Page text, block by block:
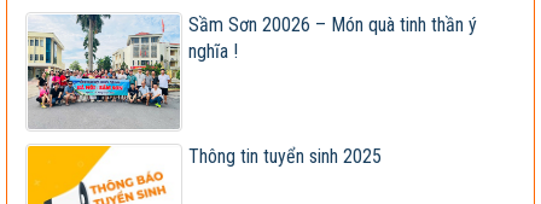
triển...
Viện khoa học trụ vững trong cơ chế thị trường -
Viện trưởng...
Tập đoàn Lộc Trời nhận chuyển giao, cung cấp
giống ngô lai...
Giống đã được công nhận lưu hành bị sản xuất, kinh
Sầm Sơn 20026 – Món quà tinh thần ý
nghĩa !
Thông tin tuyển sinh 2025